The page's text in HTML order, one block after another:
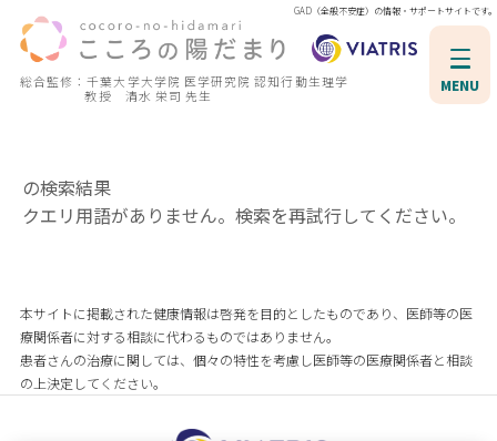
総合監修：千葉大学大学院 医学研究院 認知行動生理学
教授 清水 栄司 先生
GAD（全般不安症）の情報・サポートサイトです。
MENU
の検索結果
クエリ用語がありません。検索を再試行してください。
本サイトに掲載された健康情報は啓発を目的としたものであり、医師等の医
療関係者に対する相談に代わるものではありません。
患者さんの治療に関しては、個々の特性を考慮し医師等の医療関係者と相談
の上決定してください。